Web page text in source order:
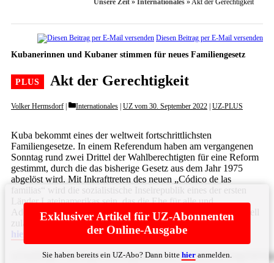
Unsere Zeit » Internationales »Akt der Gerechtigkeit
Diesen Beitrag per E-Mail versenden
Kubanerinnen und Kubaner stimmen für neues Familiengesetz
Akt der Gerechtigkeit
Volker Hermsdorf Categories
Internationales UZ vom 30. September 2022 UZ-PLUS
Kuba bekommt eines der weltweit fortschrittlichsten
Familiengesetze. In einem Referendum haben am vergangenen
Sonntag rund zwei Drittel der Wahlberechtigten für eine Reform
gestimmt, durch die das bisherige Gesetz aus dem Jahr 1975
abgelöst wird. Mit Inkrafttreten des neuen „Códico de las
familias“ wird die sozialistische Inselrepublik eines der ersten
Länder Lateinamerikas sein, das die Ehe für alle und
Adoptionsmöglichkeiten für gleichgeschlechtliche Paare offiziell
zulässt. Doch das innovative Gesetzeswerk geht weit ... Bitte
hier
Exklusiver Artikel für UZ-Abonnenten
der Online-Ausgabe
Sie haben bereits ein UZ-Abo? Dann bitte hieranmelden.